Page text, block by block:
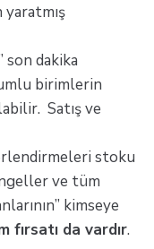
yaratmış
son dakika
birimlerin
Satış ve
stoku
ve tüm
kimseye
fırsatı da vardır.